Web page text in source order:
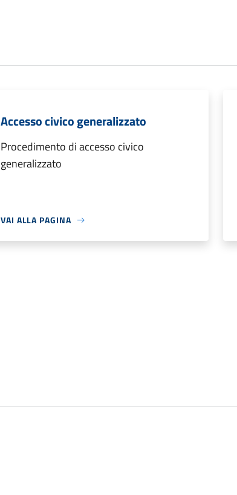
Accesso civico generalizzato
Procedimento di accesso civico
generalizzato
VAI ALLA PAGINA